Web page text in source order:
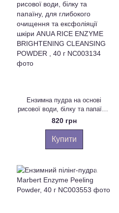
Ензимна пудра на основі
рисової води, білку та папаїну,
для глибокого очищення та
ексфоліяції шкіри ANUA RICE
ENZYME BRIGHTENING
CLEANSING POWDER , 40 г
820 грн
Купити